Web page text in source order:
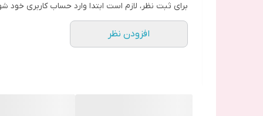
برای ثبت نظر، لازم است ابتدا وارد حساب کاربری خود
افزودن نظر